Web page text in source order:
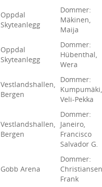
Oppdal
Skyteanlegg
Dommer:
Mäkinen,
Maija
Oppdal
Skyteanlegg
Dommer:
Hübenthal,
Wera
Vestlandshallen,
Bergen
Dommer:
Kumpumäki,
Veli-Pekka
Vestlandshallen,
Bergen
Dommer:
Janeiro,
Francisco
Salvador G.
Gobb Arena
Dommer:
Frank